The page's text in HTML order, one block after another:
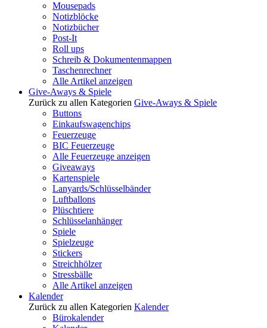
Mousepads
Notizblöcke
Notizbücher
Post-It
Roll ups
Schreib & Dokumentenmappen
Taschenrechner
Alle Artikel anzeigen
Give-Aways & Spiele
Zurück zu allen Kategorien Give-Aways & Spiele
Buttons
Einkaufswagenchips
Feuerzeuge
BIC Feuerzeuge
Alle Feuerzeuge anzeigen
Giveaways
Kartenspiele
Lanyards/Schlüsselbänder
Luftballons
Plüschtiere
Schlüsselanhänger
Spiele
Spielzeuge
Stickers
Streichhölzer
Stressbälle
Alle Artikel anzeigen
Kalender
Zurück zu allen Kategorien Kalender
Bürokalender